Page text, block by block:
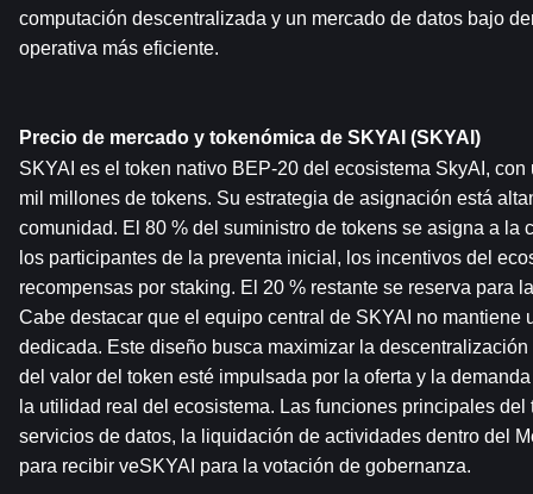
computación descentralizada y un mercado de datos bajo
operativa más eficiente.
Precio de mercado y tokenómica de SKYAI (SKYAI)
SKYAI es el token nativo BEP-20 del ecosistema SkyAI,
mil millones de tokens. Su estrategia de asignación está
comunidad. El 80 % del suministro de tokens se asigna a la
los participantes de la preventa inicial, los incentivos del
recompensas por staking. El 20 % restante se reserva para
Cabe destacar que el equipo central de SKYAI no mantiene
dedicada. Este diseño busca maximizar la
del valor del token esté impulsada por la oferta y la
la utilidad real del ecosistema. Las funciones principales
servicios de datos, la liquidación de actividades dentro del
para recibir veSKYAI para la votación de gobernanza.